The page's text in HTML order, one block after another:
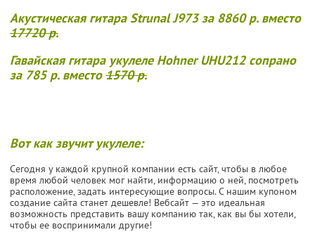
Акустическая гитара Strunal J973 за 8860 р. вместо
17720 р.
Гавайская гитара укулеле Hohner UHU212 сопрано
за 785 р. вместо1570 р.
Вот как звучит укулеле:
Сегодня у каждой крупной компании есть сайт, чтобы в любое
время любой человек мог найти, информацию о ней, посмотреть
расположение, задать интересующие вопросы. С нашим купоном
создание сайта станет дешевле! Вебсайт — это идеальная
возможность представить вашу компанию так, как вы бы хотели,
чтобы ее воспринимали другие!